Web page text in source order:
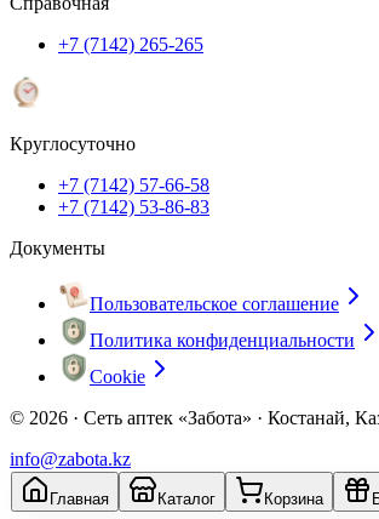
+7 (7142) 265-265
Круглосуточно
+7 (7142) 57-66-58
+7 (7142) 53-86-83
Документы
Пользовательское соглашение
Политика конфиденциальности
Cookie
© 2026 · Сеть аптек «Забота» · Костанай,
info@zabota.kz
Главная Каталог Корзина